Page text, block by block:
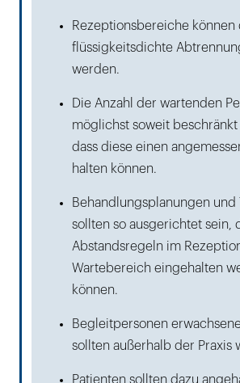
Rezeptionsbereiche können
flüssigkeitsdichte
werden.
Die Anzahl der wartenden
möglichst soweit beschränkt
dass diese einen
halten können.
Behandlungsplanungen und
sollten so ausgerichtet sein,
Abstandsregeln im
Wartebereich eingehalten
können.
Begleitpersonen
sollten außerhalb der Praxis
Patienten sollten dazu